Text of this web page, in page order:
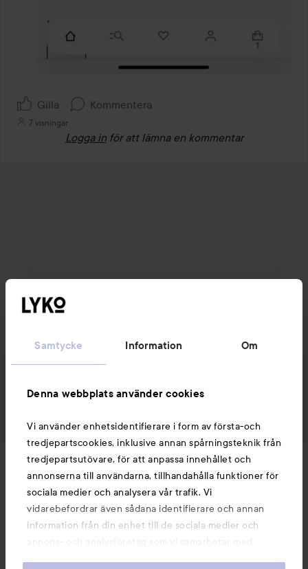
Samtycke Information Om
Denna webbplats använder cookies
Vi använder enhetsidentifierare i form av första-och
tredjepartscookies, inklusive annan spårningsteknik från
tredjepartsutövare, för att anpassa innehållet och
annonserna till användarna, tillhandahålla funktioner för
sociala medier och analysera vår trafik. Vi
vidarebefordrar även sådana identifierare och annan
information från din enhet till de sociala medier och
annons- och analysföretag som vi samarbetar med.
Gilla Kommentera
7 visningar
Logga in för att lämna en kommentar
Nyheter och erbjudanden
Följ oss
Kundservice